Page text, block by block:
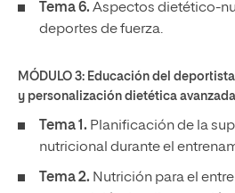
Tema 6. Aspectos dietético-
deportes de fuerza.
MÓDULO 3: Educación del
y personalización dietética
Tema 1. Planificación de la
nutricional durante el
Tema 2. Nutrición para el